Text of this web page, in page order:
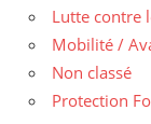
Lutte contre
Mobilité /
Non classé
Protection